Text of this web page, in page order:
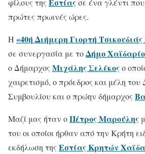
φίλους της Εστίαςσε ένα γλέντι
πρώτες πρωινές ώρες.
Η «40ή Διήμερη Γιορτή Τσικουδιάς
σε συνεργασία με τοΔήμο
ο Δήμαρχος Μιχάλης Σελέκοςο
χαιρετισμό, ο πρόεδρος και μέλη του
Συμβουλίου και ο πρώην δήμαρχος
Μαζί μας ήταν οΠέτρος Μαρούλης
του οι οποίοι ήρθαν από την Κρήτη
εκδήλωση της Εστίας Κρητών